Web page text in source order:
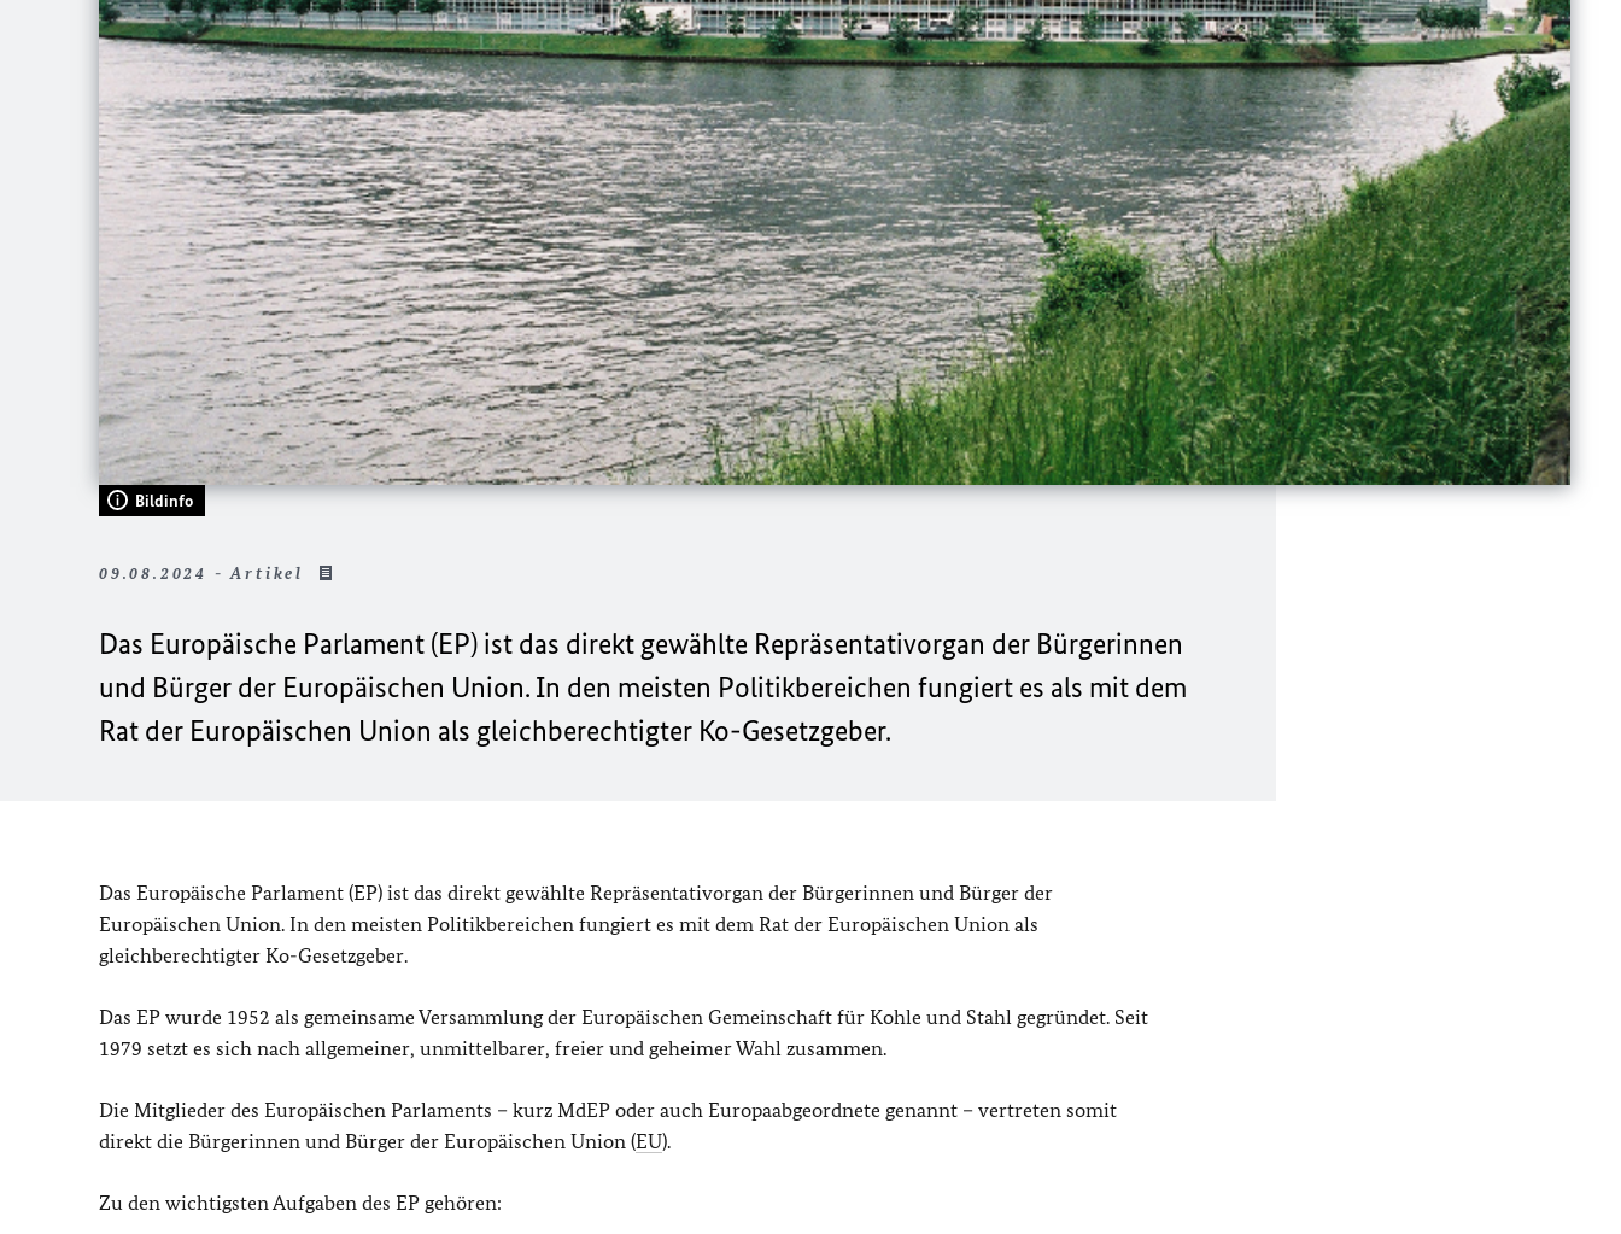
Bildinfo
09.08.2024 - Artikel
Das Europäische Parlament (EP) ist das direkt gewählte Repräsentativorgan der Bürgerinnen
und Bürger der Europäischen Union. In den meisten Politikbereichen fungiert es als mit dem
Rat der Europäischen Union als gleichberechtigter Ko-Gesetzgeber.
Das Europäische Parlament (EP) ist das direkt gewählte Repräsentativorgan der Bürgerinnen und Bürger der
Europäischen Union. In den meisten Politikbereichen fungiert es mit dem Rat der Europäischen Union als
gleichberechtigter Ko-Gesetzgeber.
Das EP wurde 1952 als gemeinsame Versammlung der Europäischen Gemeinschaft für Kohle und Stahl gegründet. Seit
1979 setzt es sich nach allgemeiner, unmittelbarer, freier und geheimer Wahl zusammen.
Die Mitglieder des Europäischen Parlaments – kurz MdEP oder auch Europaabgeordnete genannt – vertreten somit
direkt die Bürgerinnen und Bürger der Europäischen Union (EU).
Zu den wichtigsten Aufgaben des EP gehören: